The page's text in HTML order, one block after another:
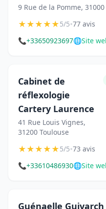
9 Rue de la Pomme,
★★★★★5/5•77 avis
📞+33650923697🌐Site
Cabinet de
réflexologie
Cartery Laurence
41 Rue Louis Vignes,
31200 Toulouse
★★★★★5/5•73 avis
📞+33610486930🌐Site
Guénaelle Guivarch